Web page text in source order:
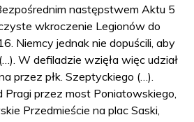
następstwem Aktu 5
wkroczenie Legionów do
Niemcy jednak nie dopuścili, aby
W defiladzie wzięła więc udział
przez płk. Szeptyckiego (…).
Pragi przez most Poniatowskiego,
Przedmieście na plac Saski,